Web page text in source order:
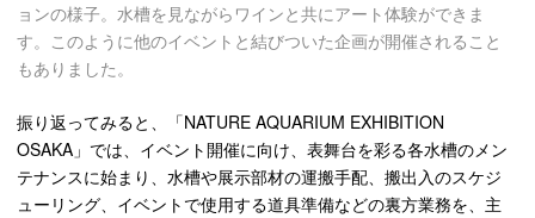
ョンの様子。水槽を見ながらワインと共にアート体験ができま
す。このように他のイベントと結びついた企画が開催されること
もありました。
振り返ってみると、「NATURE AQUARIUM EXHIBITION
OSAKA」では、イベント開催に向け、表舞台を彩る各水槽のメン
テナンスに始まり、水槽や展示部材の運搬手配、搬出入のスケジ
ューリング、イベントで使用する道具準備などの裏方業務を、主